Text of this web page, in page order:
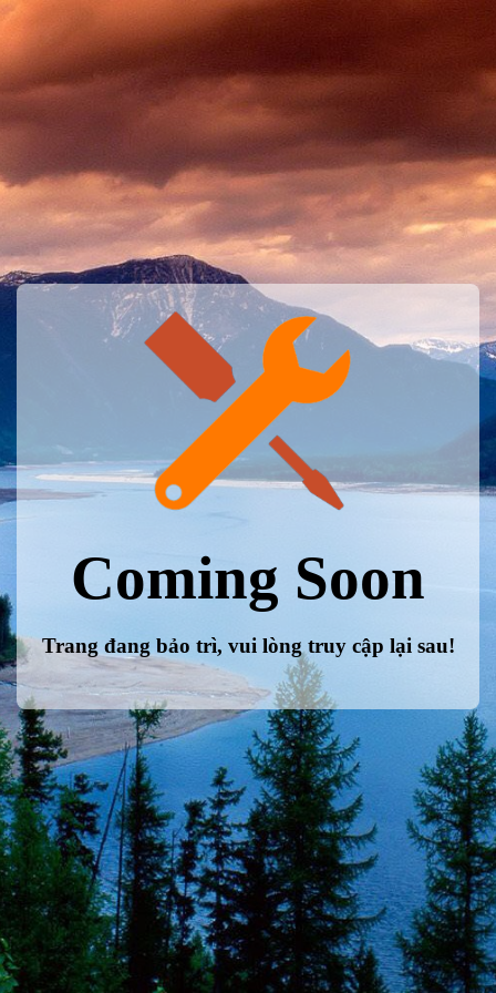
Coming Soon
Trang đang bảo trì, vui lòng truy cập lại sau!